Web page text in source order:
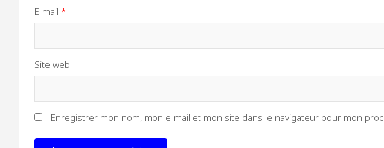
E-mail *
Site web
Enregistrer mon nom, mon e-mail et mon site dans le navigateur pour mon